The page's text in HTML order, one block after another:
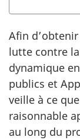
o
c
u
m
e
n
t
«
Afin
lutte contre
dynamique
publics et
veille à ce
raisonnable
au long du